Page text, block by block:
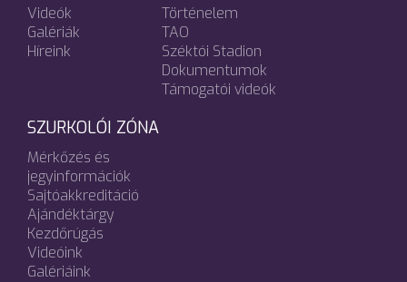
Videók
Galériák
Híreink
Történelem
TAO
Széktói Stadion
Dokumentumok
Támogatói videók
SZURKOLÓI ZÓNA
Mérkőzés és
jegyinformációk
Sajtóakkreditáció
Ajándéktárgy
Kezdőrúgás
Videóink
Galériáink